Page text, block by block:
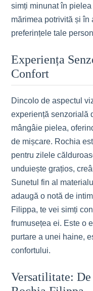
simți minunat în
mărimea potrivită și în
preferințele tale
Experiența
Confort
Dincolo de aspectul
experiență senzorială
mângâie pielea,
de mișcare. Rochia
pentru zilele
unduiește grațios,
Sunetul fin al
adaugă o notă de
Filippa, te vei simți
frumusețea ei. Este o
purtare a unei haine,
confortului.
Versatilitate: